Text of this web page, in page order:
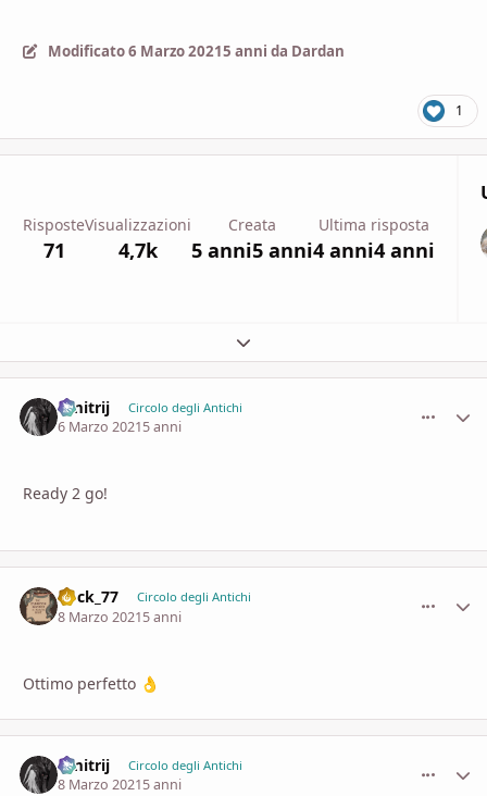
Modificato6 Marzo 20215 anni da Dardan
1
Risposte
71
Visualizzazioni
4,7k
Creata
5 anni5 anni
Ultima risposta
4 anni4 anni
Espandi panoramica del topic
Dmitrij Circolo degli Antichi
6 Marzo 20215 anni
Ready 2 go!
Rock_77 Circolo degli Antichi
8 Marzo 20215 anni
Ottimo perfetto 👌
Dmitrij Circolo degli Antichi
8 Marzo 20215 anni